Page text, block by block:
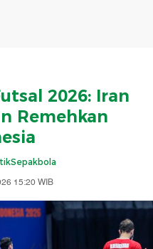
2026: Iran
Remehkan
15:20 WIB